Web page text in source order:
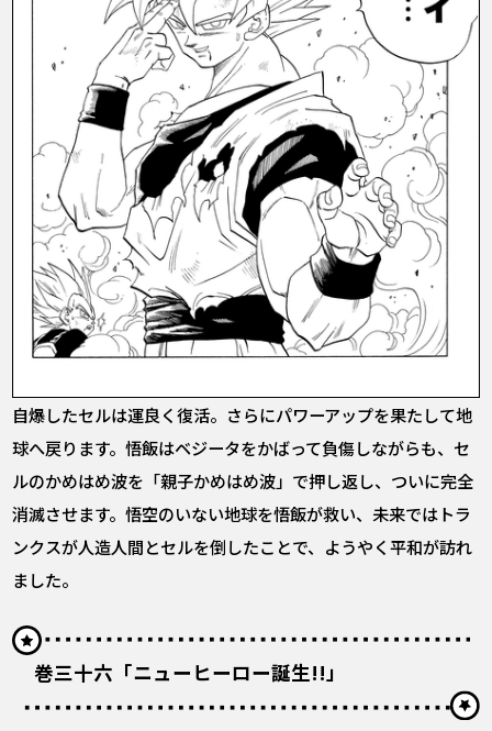
自爆したセルは運良く復活。さらにパワーアップを果たして地
球へ戻ります。悟飯はベジータをかばって負傷しながらも、セ
ルのかめはめ波を「親子かめはめ波」で押し返し、ついに完全
消滅させます。悟空のいない地球を悟飯が救い、未来ではトラ
ンクスが人造人間とセルを倒したことで、ようやく平和が訪れ
ました。
巻三十六「ニューヒーロー誕生!!」